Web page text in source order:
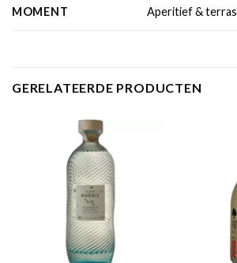
MOMENT Aperitief & terras
GERELATEERDE PRODUCTEN